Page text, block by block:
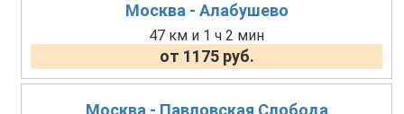
Москва - Алабушево
47 км и 1 ч 2 мин
от 1175 руб.
Москва - Павловская Слобода